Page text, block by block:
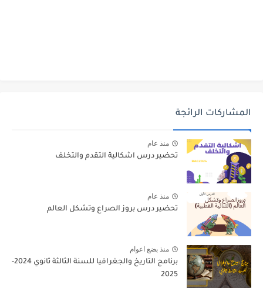
المشاركات الرائجة
منذ عام
تحضير درس اشكالية التقدم والتخلف
منذ عام
تحضير درس بروز الصراع وتشكل العالم
منذ بضع اعوام
برنامج التاريخ والجغرافيا للسنة الثالثة ثانوي 2024-
2025